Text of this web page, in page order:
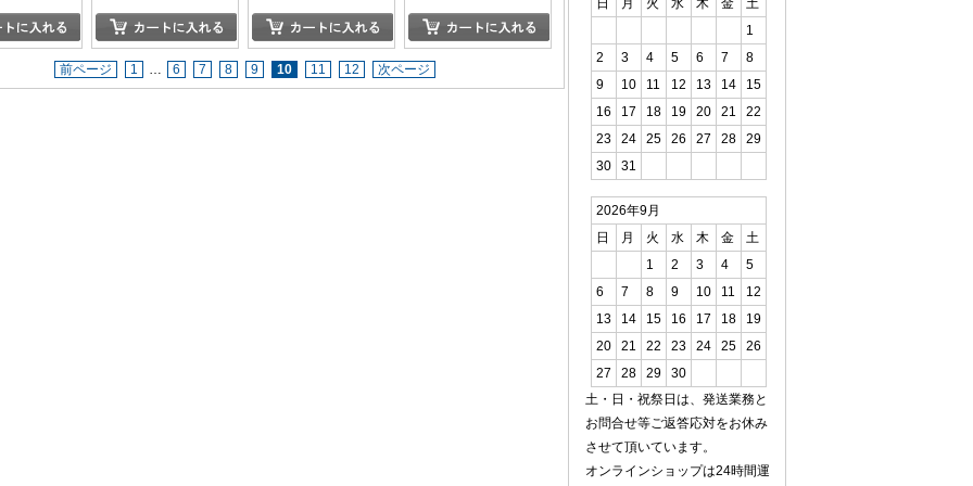
vol.3
前ページ 1 … 6 7 8 9 10 11 12 次ページ
日
月 火 水 木 金
土
1
2
3 4 5 6 7
8
9
10 11 12 13 14
15
16
17 18 19 20 21
22
23
24 25 26 27 28
29
30
31
2026年9月
日
月 火 水 木 金
土
1
2 3 4
5
6
7 8 9 10 11
12
13
14 15 16 17 18
19
20
21 22 23 24 25
26
27
28 29
30
土・日・祝祭日は、発送業務と
お問合せ等ご返答応対をお休み
させて頂いています。
オンラインショップは24時間運